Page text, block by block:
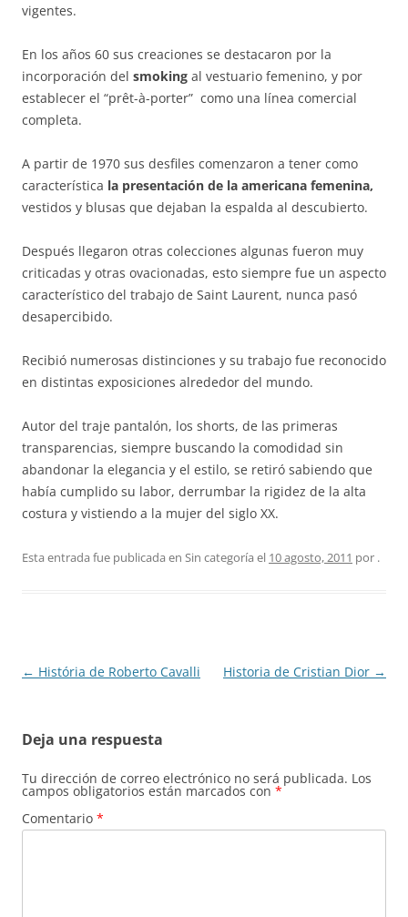
vigentes.
En los años 60 sus creaciones se destacaron por la
incorporación del smoking al vestuario femenino, y por
establecer el “prêt-à-porter” como una línea comercial
completa.
A partir de 1970 sus desfiles comenzaron a tener como
característica la presentación de la americana femenina,
vestidos y blusas que dejaban la espalda al descubierto.
Después llegaron otras colecciones algunas fueron muy
criticadas y otras ovacionadas, esto siempre fue un aspecto
característico del trabajo de Saint Laurent, nunca pasó
desapercibido.
Recibió numerosas distinciones y su trabajo fue reconocido
en distintas exposiciones alrededor del mundo.
Autor del traje pantalón, los shorts, de las primeras
transparencias, siempre buscando la comodidad sin
abandonar la elegancia y el estilo, se retiró sabiendo que
había cumplido su labor, derrumbar la rigidez de la alta
costura y vistiendo a la mujer del siglo XX.
Esta entrada fue publicada en Sin categoría el 10 agosto, 2011 por .
Navegación
← História de Roberto Cavalli Historia de Cristian Dior →
Deja una respuesta
Tu dirección de correo electrónico no será publicada. Los
campos obligatorios están marcados con *
Comentario *